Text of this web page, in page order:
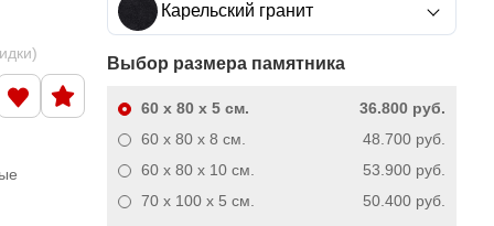
Карельский гранит
Выбор размера памятника
36.800 руб.
60 x 80 x 5см.
48.700 руб.
60 x 80 x 8 см.
53.900 руб.
60 x 80 x 10см.
50.400 руб.
70 x 100 x 5 см.